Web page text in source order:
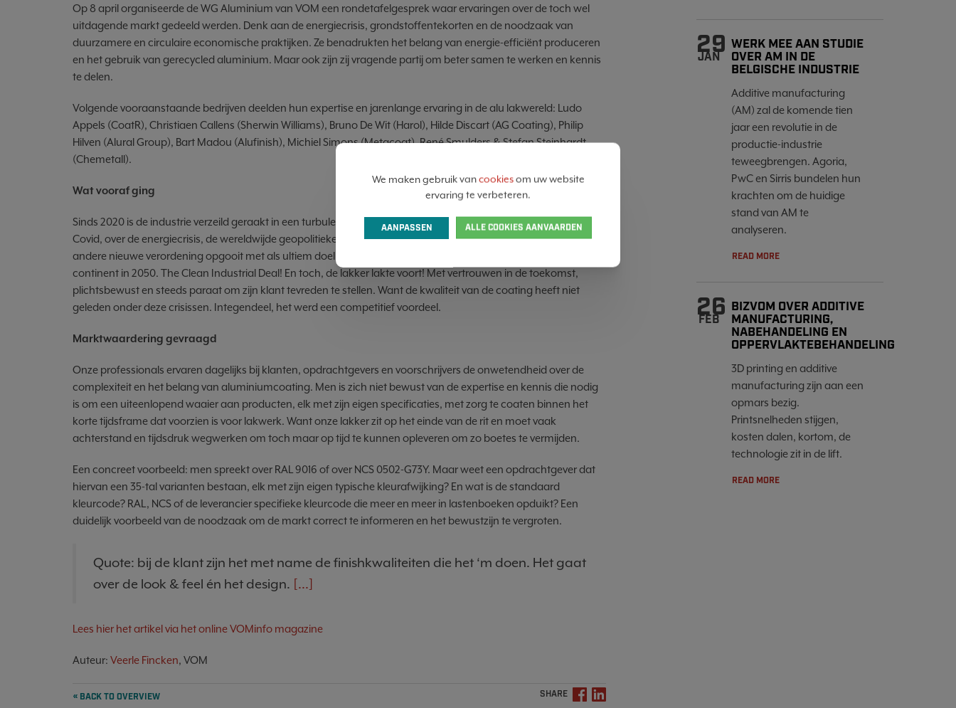
Op 8 april organiseerde de WG Aluminium van VOM een rondetafelgesprek waar ervaringen over de toch wel
uitdagende markt gedeeld werden. Denk aan de energiecrisis, grondstoffentekorten en de noodzaak van
duurzamere en circulaire economische praktijken. Ze benadrukten het belang van energie-efficiënt produceren
en het gebruik van gerecycled aluminium. Maar ook zijn zij vragende partij om beter samen te werken en kennis
te delen.
Volgende vooraanstaande bedrijven deelden hun expertise en jarenlange ervaring in de alu lakwereld: Ludo
Appels (CoatR), Christiaen Callens (Sherwin Williams), Bruno De Wit (Harol), Hilde Discart (AG Coating), Philip
Hilven (Alural Group), Bart Madou (Alufinish), Michiel Simons (Metacoat), René Smulders & Stefan Steinhardt
(Chemetall).
Wat vooraf ging
Sinds 2020 is de industrie verzeild geraakt in een turbulente periode. Crisissen volgen zich op: van Lock Down en
Covid, over de energiecrisis, de wereldwijde geopolitieke onstabiele toestand en dit terwijl Europa de ene na de
andere nieuwe verordening opgooit met als ultiem doel om Europa om te vormen naar een klimaatneutraal
continent in 2050. The Clean Industrial Deal! En toch, de lakker lakte voort! Met vertrouwen in de toekomst,
plichtsbewust en steeds paraat om zijn klant tevreden te stellen. Want de kwaliteit van de coating heeft niet
geleden onder deze crisissen. Integendeel, het werd een competitief voordeel.
Marktwaardering gevraagd
Onze professionals ervaren dagelijks bij klanten, opdrachtgevers en voorschrijvers de onwetendheid over de
complexiteit en het belang van aluminiumcoating. Men is zich niet bewust van de expertise en kennis die nodig
is om een uiteenlopend waaier aan producten, elk met zijn eigen specificaties, met zorg te coaten binnen het
korte tijdsframe dat voorzien is voor lakwerk. Want onze lakker zit op het einde van de rit en moet vaak
achterstand en tijdsdruk wegwerken om toch maar op tijd te kunnen opleveren om zo boetes te vermijden.
Een concreet voorbeeld: men spreekt over RAL 9016 of over NCS 0502-G73Y. Maar weet een opdrachtgever dat
hiervan een 35-tal varianten bestaan, elk met zijn eigen typische kleurafwijking? En wat is de standaard
kleurcode? RAL, NCS of de leverancier specifieke kleurcode die meer en meer in lastenboeken opduikt? Een
duidelijk voorbeeld van de noodzaak om de markt correct te informeren en het bewustzijn te vergroten.
Quote: bij de klant zijn het met name de finishkwaliteiten die het ‘m doen. Het gaat
over de look & feel én het design. [...]
Lees hier het artikel via het online VOMinfo magazine
Auteur: Veerle Fincken, VOM
« BACK TO OVERVIEW SHARE
29
JAN
WERK MEE AAN STUDIE
OVER AM IN DE
BELGISCHE INDUSTRIE
Additive manufacturing
(AM) zal de komende tien
jaar een revolutie in de
productie-industrie
teweegbrengen. Agoria,
PwC en Sirris bundelen hun
krachten om de huidige
stand van AM te
analyseren.
READ MORE
26
FEB
BIZVOM OVER ADDITIVE
MANUFACTURING,
NABEHANDELING EN
OPPERVLAKTEBEHANDELING
3D printing en additive
manufacturing zijn aan een
opmars bezig.
Printsnelheden stijgen,
kosten dalen, kortom, de
technologie zit in de lift.
READ MORE
We maken gebruik vancookiesom uw website
ervaring te verbeteren.
AANPASSEN ALLE COOKIES AANVAARDEN